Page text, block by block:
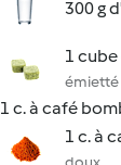
300 g
1
émietté
1 c. à café
1 c. à